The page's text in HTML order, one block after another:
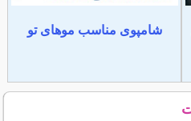
شامپوی مناسب موهای تو